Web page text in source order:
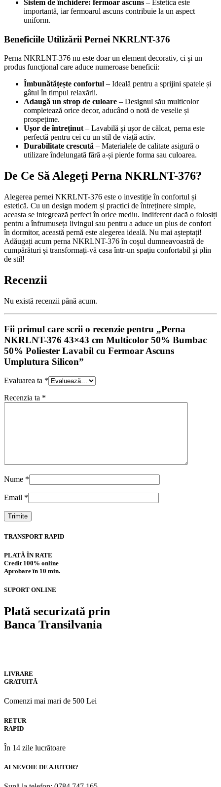
Sistem de închidere: fermoar ascuns – Estetica este
importantă, iar fermoarul ascuns contribuie la un aspect
uniform.
Beneficiile Utilizării Pernei NKRLNT-376
Perna NKRLNT-376 nu este doar un element decorativ, ci și un
produs funcțional care aduce numeroase beneficii:
Îmbunătățește confortul – Ideală pentru a sprijini spatele și
gâtul în timpul relaxării.
Adaugă un strop de culoare – Designul său multicolor
completează orice decor, aducând o notă de veselie și
prospețime.
Ușor de întreținut– Lavabilă și ușor de călcat, perna este
perfectă pentru cei cu un stil de viață activ.
Durabilitate crescută – Materialele de calitate asigură o
utilizare îndelungată fără a-și pierde forma sau culoarea.
De Ce Să Alegeți Perna NKRLNT-376?
Alegerea pernei NKRLNT-376 este o investiție în confortul și
estetică. Cu un design modern și practici de întreținere simple,
aceasta se integrează perfect în orice mediu. Indiferent dacă o folosiți
pentru a înfrumuseța livingul sau pentru a aduce un plus de confort
în dormitor, această pernă este alegerea ideală. Nu mai așteptați!
Adăugați acum perna NKRLNT-376 în coșul dumneavoastră de
cumpărături și transformați-vă casa într-un spațiu confortabil și plin
de stil!
Recenzii
Nu există recenzii până acum.
Fii primul care scrii o recenzie pentru „Perna
NKRLNT-376 43×43 cm Multicolor 50% Bumbac
50% Poliester Lavabil cu Fermoar Ascuns
Umplutura Silicon”
Evaluarea ta *
Recenzia ta *
Nume *
Email *
TRANSPORT RAPID
PLATĂ ÎN RATE
Credit 100% online
Aprobare în 10 min.
SUPORT ONLINE
Plată securizată prin
Banca Transilvania
LIVRARE
GRATUITĂ
Comenzi mai mari de 500 Lei
RETUR
RAPID
În 14 zile lucrătoare
AI NEVOIE DE AJUTOR?